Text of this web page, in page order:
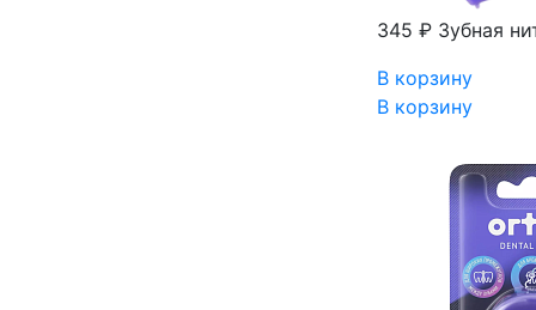
345 ₽ Зубная
В корзину
В корзину